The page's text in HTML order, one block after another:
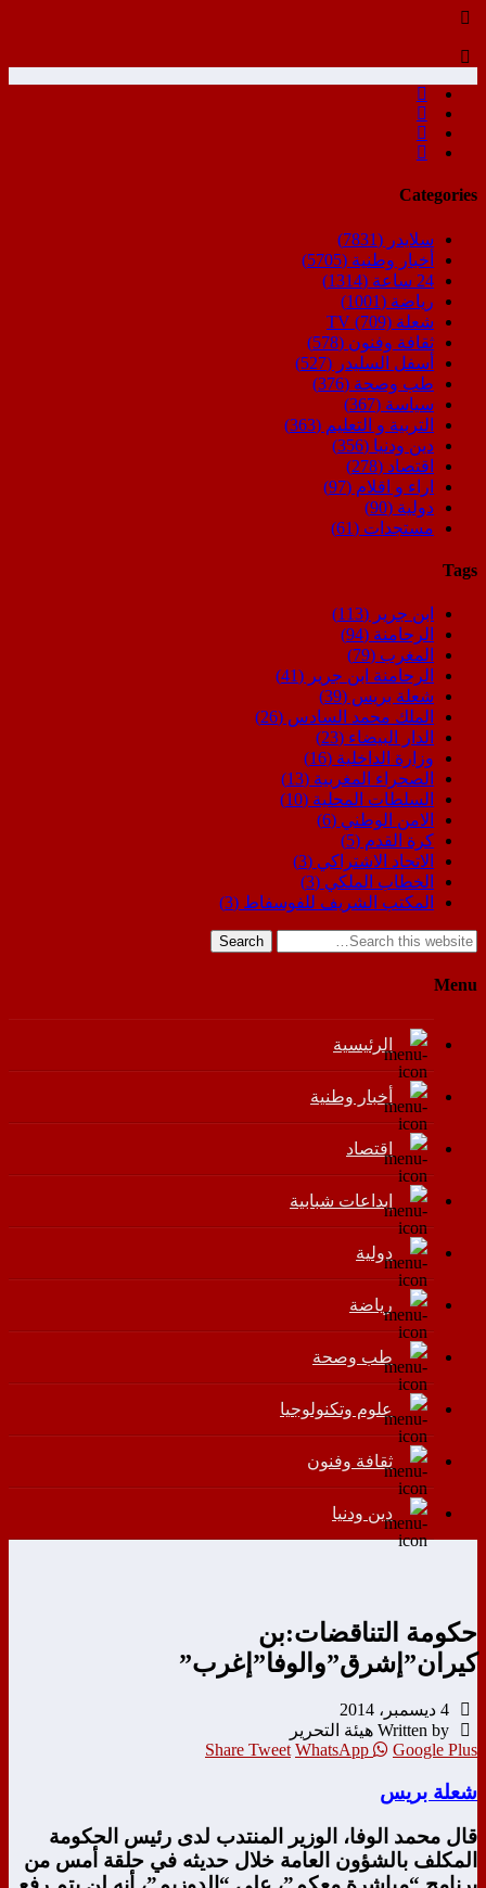
Categories
سلايدر (7831)
أخبار وطنية (5705)
24 ساعة
(1314)
رياضة (1001)
شعلة TV (709)
ثقافة وفنون (578)
أسفل السليدر (527)
طب وصحة (376)
سياسة (367)
التربية و التعليم (363)
دين ودنيا (356)
اقتصاد (278)
اراء و اقلام (97)
دولية (90)
مستجدات (61)
Tags
ابن جرير (113)
الرحامنة (94)
المغرب (79)
الرحامنة ابن جرير (41)
شعلة بريس (39)
الملك محمد السادس (26)
الدار البيضاء (23)
وزارة الداخلية (16)
الصحراء المغربية (13)
السلطات المحلية (10)
الامن الوطني (6)
كرة القدم (5)
الاتحاد الاشتراكي (3)
الخطاب الملكي (3)
المكتب الشريف للفوسفاط (3)
Search
Menu
الرئيسية
أخبار وطنية
اقتصاد
إبداعات شبابية
دولية
رياضة
طب وصحة
علوم وتكنولوجيا
ثقافة وفنون
دين ودنيا
حكومة التناقضات:بن
كيران”إشرق”والوفا”إغرب”
4 ديسمبر، 2014
Written by هيئة التحرير
Share Tweet WhatsApp Google Plus
شعلة بريس
قال محمد الوفا، الوزير المنتدب لدى رئيس الحكومة
المكلف بالشؤون العامة خلال حديثه في حلقة أمس من